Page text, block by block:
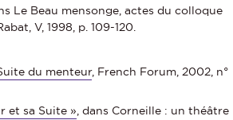
Le Beau mensonge, actes du colloque
V, 1998, p. 109-120.
du menteur, French Forum, 2002, n°
et sa Suite » , dans Corneille : un théâtre